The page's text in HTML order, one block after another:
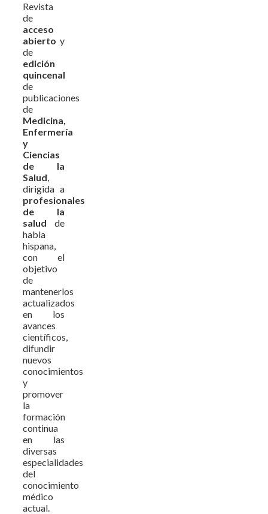
Revista
de
acceso
abierto y
de
edición
quincenal
de
publicaciones
de
Medicina,
Enfermería
y
Ciencias
de la
Salud,
dirigida a
profesionales
de la
salud de
habla
hispana,
con el
objetivo
de
mantenerlos
actualizados
en los
avances
científicos,
difundir
nuevos
conocimientos
y
promover
la
formación
continua
en las
diversas
especialidades
del
conocimiento
médico
actual.